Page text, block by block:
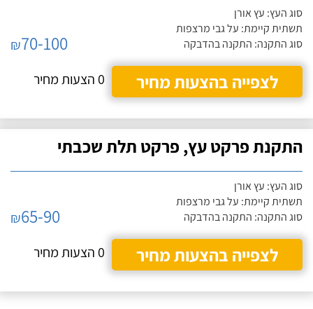
סוג העץ: עץ אורן
תשתית קיימת: על גבי מרצפות
סוג התקנה: התקנה בהדבקה
₪70-100
לצפייה בהצעות מחיר
0 הצעות מחיר
התקנת פרקט עץ, פרקט תלת שכבתי
סוג העץ: עץ אורן
תשתית קיימת: על גבי מרצפות
סוג התקנה: התקנה בהדבקה
₪65-90
לצפייה בהצעות מחיר
0 הצעות מחיר